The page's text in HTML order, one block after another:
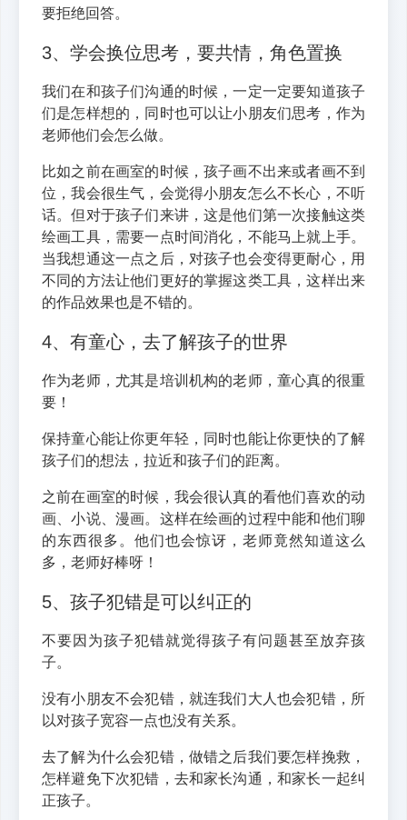
要拒绝回答。
3、学会换位思考，要共情，角色置换
我们在和孩子们沟通的时候，一定一定要知道孩子
们是怎样想的，同时也可以让小朋友们思考，作为
老师他们会怎么做。
比如之前在画室的时候，孩子画不出来或者画不到
位，我会很生气，会觉得小朋友怎么不长心，不听
话。但对于孩子们来讲，这是他们第一次接触这类
绘画工具，需要一点时间消化，不能马上就上手。
当我想通这一点之后，对孩子也会变得更耐心，用
不同的方法让他们更好的掌握这类工具，这样出来
的作品效果也是不错的。
4、有童心，去了解孩子的世界
作为老师，尤其是培训机构的老师，童心真的很重
要！
保持童心能让你更年轻，同时也能让你更快的了解
孩子们的想法，拉近和孩子们的距离。
之前在画室的时候，我会很认真的看他们喜欢的动
画、小说、漫画。这样在绘画的过程中能和他们聊
的东西很多。他们也会惊讶，老师竟然知道这么
多，老师好棒呀！
5、孩子犯错是可以纠正的
不要因为孩子犯错就觉得孩子有问题甚至放弃孩
子。
没有小朋友不会犯错，就连我们大人也会犯错，所
以对孩子宽容一点也没有关系。
去了解为什么会犯错，做错之后我们要怎样挽救，
怎样避免下次犯错，去和家长沟通，和家长一起纠
正孩子。